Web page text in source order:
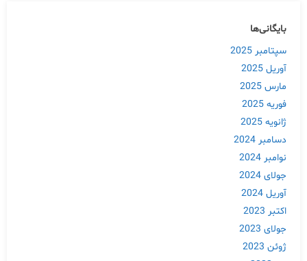
بایگانی‌ها
سپتامبر 2025
آوریل 2025
مارس 2025
فوریه 2025
ژانویه 2025
دسامبر 2024
نوامبر 2024
جولای 2024
آوریل 2024
اکتبر 2023
جولای 2023
ژوئن 2023